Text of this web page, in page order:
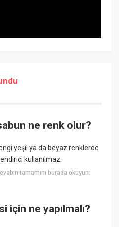
ne renk olur?
yeşil ya da beyaz renklerde
kullanılmaz.
tamamını burada okuyun:
için ne yapılmalı?